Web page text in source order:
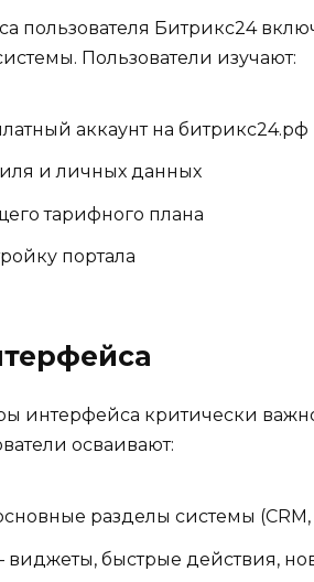
пользователя Битрикс24
Пользователи изучают:
аккаунт на битрикс24.рф
и личных данных
тарифного плана
портала
интерфейса критически
осваивают:
разделы системы
виджеты, быстрые действия,